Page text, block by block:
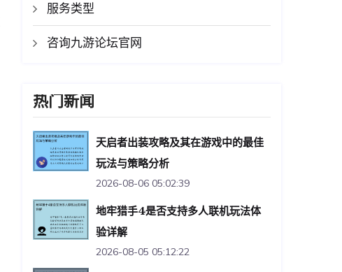
服务类型
咨询九游论坛官网
热门新闻
天启者出装攻略及其在游戏中的最佳
玩法与策略分析
2026-08-06 05:02:39
地牢猎手4是否支持多人联机玩法体
验详解
2026-08-05 05:12:22